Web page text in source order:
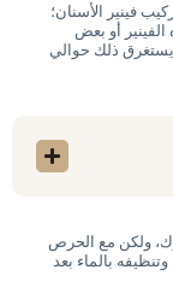
فينير الأسنان؛
أو بعض
يستغرق ذلك حوالي
ولكن مع الحرص
بالماء بعد